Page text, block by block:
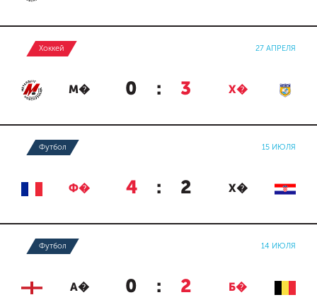
Хоккей 27 АПРЕЛЯ
М� 0 : 3 Х�
Футбол 15 ИЮЛЯ
Ф� 4 : 2 Х�
Футбол 14 ИЮЛЯ
А� 0 : 2 Б�